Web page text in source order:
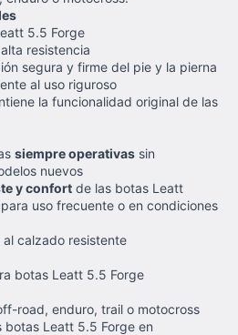
5.5 Forge
resistencia
segura y firme del pie y la pierna
al uso riguroso
la funcionalidad original de las
siempre operativas sin
nuevos
y confort de las botas Leatt
uso frecuente o en condiciones
calzado resistente
botas Leatt 5.5 Forge
road, enduro, trail o motocross
botas Leatt 5.5 Forge en